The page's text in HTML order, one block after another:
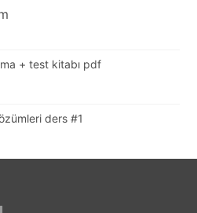
+ test kitabı pdf
ders #1